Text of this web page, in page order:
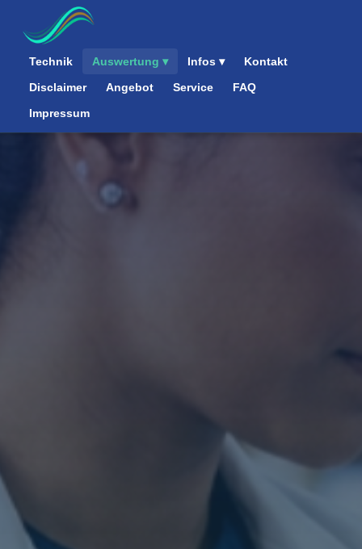
Technik Auswertung ▾ Infos ▾
Kontakt
Disclaimer
Angebot Service
FAQ
Impressum